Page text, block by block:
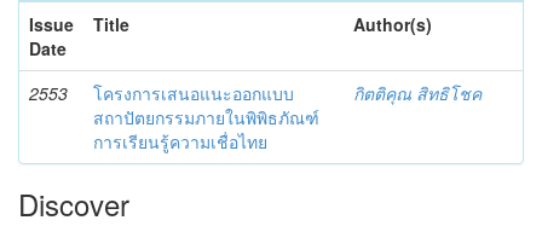
Issue
Date
Title Author(s)
2553
โครงการเสนอแนะออกแบบ
สถาปัตยกรรมภายในพิพิธภัณฑ์
การเรียนรู้ความเชื่อไทย
กิตติคุณ สิทธิโชค
Discover